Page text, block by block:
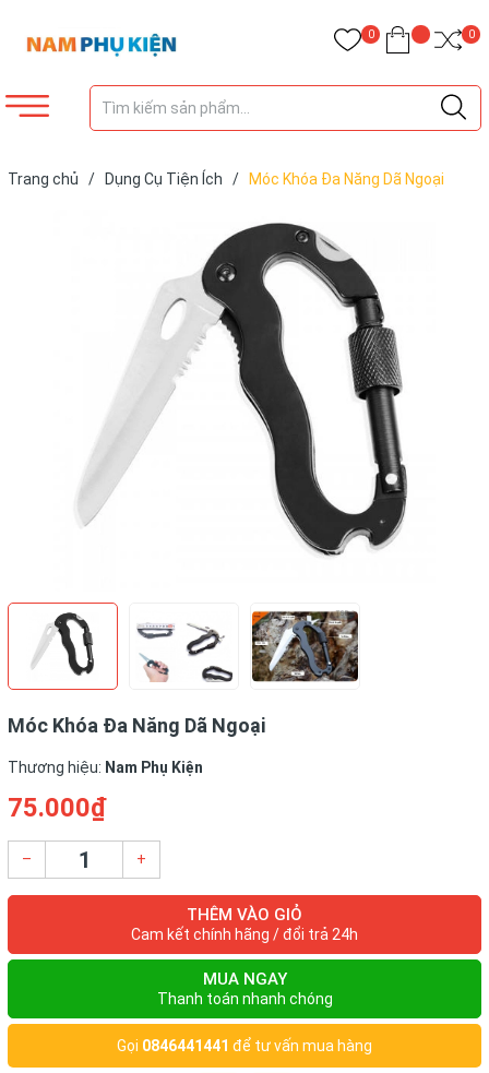
0 0
Trang chủ / Dụng Cụ Tiện Ích / Móc Khóa Đa Năng Dã Ngoại
Móc Khóa Đa Năng Dã Ngoại
Thương hiệu: Nam Phụ Kiện
75.000₫
– +
THÊM VÀO GIỎ
Cam kết chính hãng / đổi trả 24h
MUA NGAY
Thanh toán nhanh chóng
Gọi 0846441441 để tư vấn mua hàng